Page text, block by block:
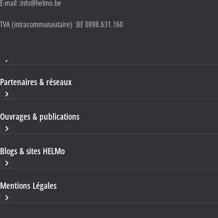
E-mail :info@helmo.be
TVA (intracommunautaire) :BE 0898.631.160
Partenaires & réseaux
Ouvrages & publications
Blogs & sites HELMo
Mentions Légales